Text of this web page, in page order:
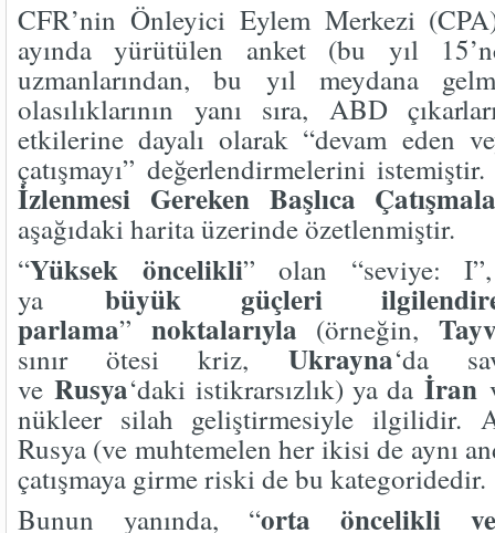
CFR’nin Önleyici Eylem Merkezi
ayında yürütülen anket (bu yıl
uzmanlarından, bu yıl meydana
olasılıklarının yanı sıra, ABD
etkilerine dayalı olarak “devam eden
çatışmayı” değerlendirmelerini
İzlenmesi Gereken Başlıca
aşağıdaki harita üzerinde özetlenmiştir.
“Yüksek öncelikli” olan “seviye:
ya büyük güçleri
parlama” noktalarıyla (örneğin,
sınır ötesi kriz,Ukrayna‘da
veRusya‘daki istikrarsızlık) ya daİran
nükleer silah geliştirmesiyle ilgilidir.
Rusya (ve muhtemelen her ikisi de aynı
çatışmaya girme riski de bu kategoridedir.
Bunun yanında, “orta öncelikli